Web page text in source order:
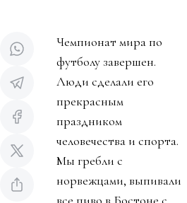
Чемпионат мира по
футболу завершен.
Люди сделали его
прекрасным
праздником
человечества и спорта.
Мы гребли с
норвежцами, выпивали